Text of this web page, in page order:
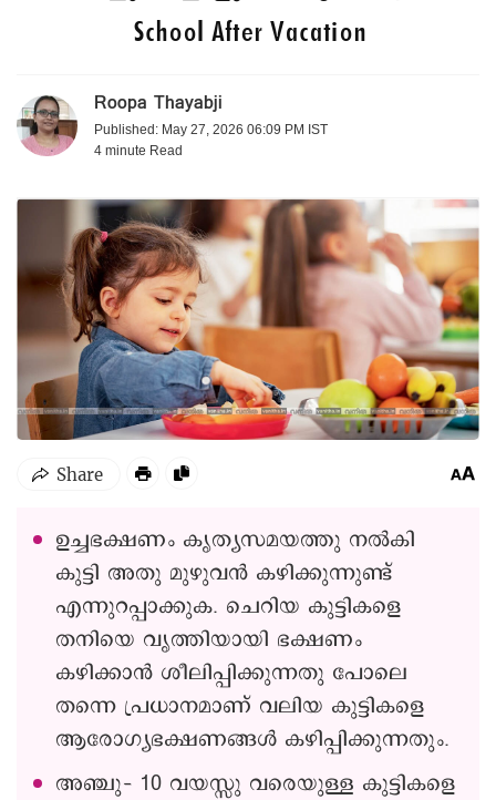
School After Vacation
Roopa Thayabji
Published: May 27, 2026 06:09 PM IST
4 minute Read
ഉച്ചഭക്ഷണം കൃത്യസമയത്തു നൽകി
കുട്ടി അതു മുഴുവൻ കഴിക്കുന്നുണ്ട്
എന്നുറപ്പാക്കുക. ചെറിയ കുട്ടികളെ
തനിയെ വൃത്തിയായി ഭക്ഷണം
കഴിക്കാൻ ശീലിപ്പിക്കുന്നതു പോലെ
തന്നെ പ്രധാനമാണ് വലിയ കുട്ടികളെ
ആരോഗ്യഭക്ഷണങ്ങൾ കഴിപ്പിക്കുന്നതും.
അഞ്ചു– 10 വയസ്സു വരെയുള്ള കുട്ടികളെ